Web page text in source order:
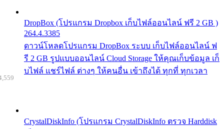
DropBox (โปรแกรม Dropbox เก็บไฟล์ออนไลน์ ฟรี 2 GB )
264.4.3385
ดาวน์โหลดโปรแกรม DropBox ระบบ เก็บไฟล์ออนไลน์ ฟ
รี 2 GB รูปแบบออนไลน์ Cloud Storage ให้คุณเก็บข้อมูล เก็
บไฟล์ แชร์ไฟล์ ต่างๆ ให้คนอื่น เข้าถึงได้ ทุกที่ ทุกเวลา
CrystalDiskInfo (โปรแกรม CrystalDiskInfo ตรวจ Harddisk